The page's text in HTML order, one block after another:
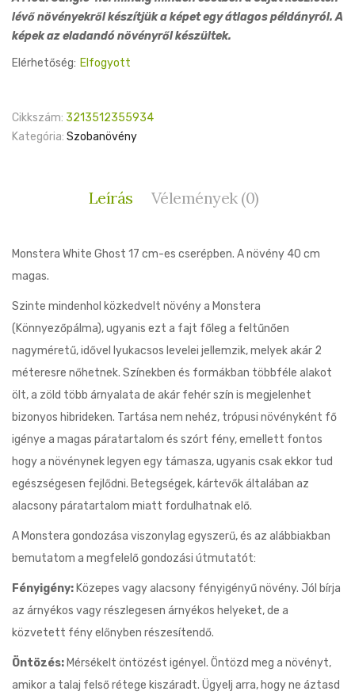
lévő növényekről készítjük a képet egy átlagos példányról. A
képek az eladandó növényről készültek.
Elérhetőség: Elfogyott
Cikkszám: 3213512355934
Kategória: Szobanövény
Leírás Vélemények (0)
Monstera White Ghost 17 cm-es cserépben. A növény 40 cm
magas.
Szinte mindenhol közkedvelt növény a Monstera
(Könnyezőpálma), ugyanis ezt a fajt főleg a feltűnően
nagyméretű, idővel lyukacsos levelei jellemzik, melyek akár 2
méteresre nőhetnek. Színekben és formákban többféle alakot
ölt, a zöld több árnyalata de akár fehér szín is megjelenhet
bizonyos hibrideken. Tartása nem nehéz, trópusi növényként fő
igénye a magas páratartalom és szórt fény, emellett fontos
hogy a növénynek legyen egy támasza, ugyanis csak ekkor tud
egészségesen fejlődni. Betegségek, kártevők általában az
alacsony páratartalom miatt fordulhatnak elő.
A Monstera gondozása viszonylag egyszerű, és az alábbiakban
bemutatom a megfelelő gondozási útmutatót:
Fényigény: Közepes vagy alacsony fényigényű növény. Jól bírja
az árnyékos vagy részlegesen árnyékos helyeket, de a
közvetett fény előnyben részesítendő.
Öntözés: Mérsékelt öntözést igényel. Öntözd meg a növényt,
amikor a talaj felső rétege kiszáradt. Ügyelj arra, hogy ne áztasd